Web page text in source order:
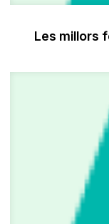
Les millors